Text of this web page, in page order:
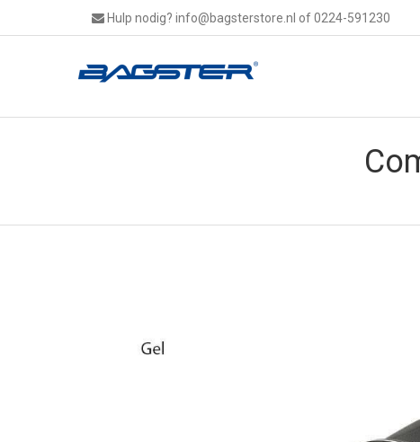
Hulp nodig? info@bagsterstore.nl of 0224-591230